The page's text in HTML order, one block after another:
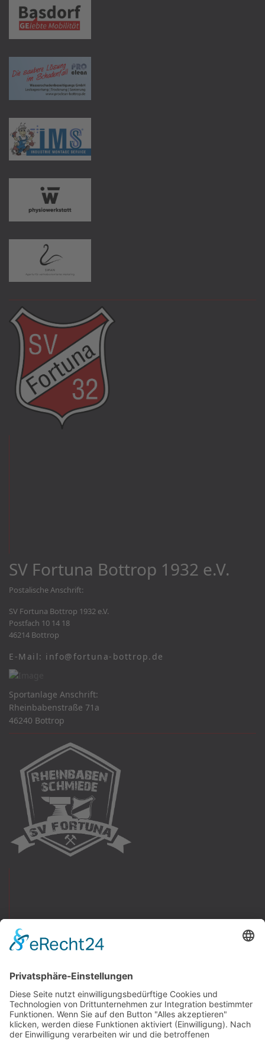
SV Fortuna Bottrop 1932 e.V.
Postalische Anschrift:
SV Fortuna Bottrop 1932 e.V.
Postfach 10 14 18
46214 Bottrop
E-Mail: info@fortuna-bottrop.de
Sportanlage Anschrift:
Rheinbabenstraße 71a
46240 Bottrop
Newswall
Mitteilungen
Vereinsspielplan